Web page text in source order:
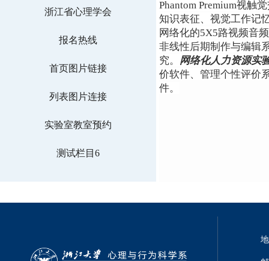
浙江省心理学会
报名热线
首页图片链接
列表图片连接
实验室教室预约
测试栏目6
Phantom Premium视触
知识表征、视觉工作记
网络化的5X5路视频音
非线性后期制作与编辑
究。 网络化人力资源实
价软件、管理个性评价
件。